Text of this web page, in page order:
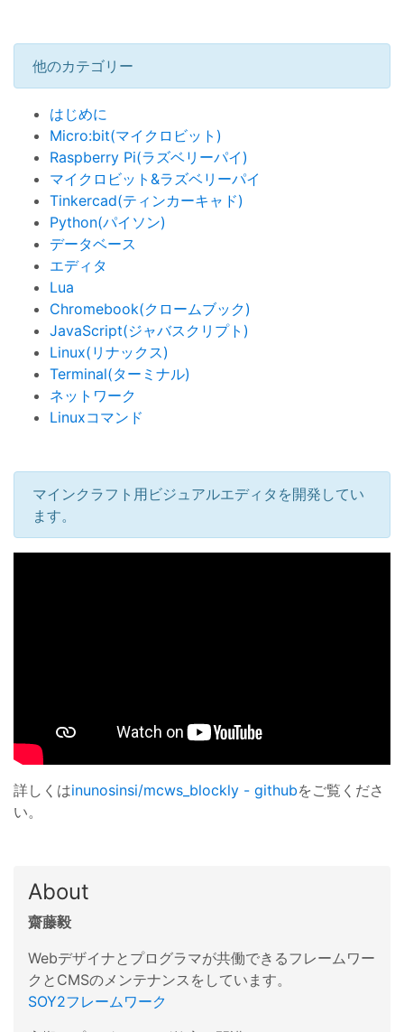
他のカテゴリー
はじめに
Micro:bit(マイクロビット)
Raspberry Pi(ラズベリーパイ)
マイクロビット&ラズベリーパイ
Tinkercad(ティンカーキャド)
Python(パイソン)
データベース
エディタ
Lua
Chromebook(クロームブック)
JavaScript(ジャバスクリプト)
Linux(リナックス)
Terminal(ターミナル)
ネットワーク
Linuxコマンド
マインクラフト用ビジュアルエディタを開発してい
ます。
詳しくはinunosinsi/mcws_blockly - githubをご覧くださ
い。
About
齋藤毅
Webデザイナとプログラマが共働できるフレームワー
クとCMSのメンテナンスをしています。
SOY2フレームワーク